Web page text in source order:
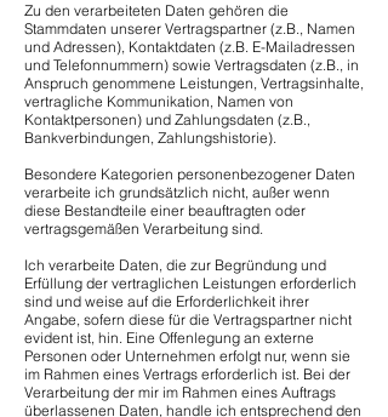
Zu den verarbeiteten Daten gehören die
Stammdaten unserer Vertragspartner (z.B., Namen
und Adressen), Kontaktdaten (z.B. E-Mailadressen
und Telefonnummern) sowie Vertragsdaten (z.B., in
Anspruch genommene Leistungen, Vertragsinhalte,
vertragliche Kommunikation, Namen von
Kontaktpersonen) und Zahlungsdaten (z.B.,
Bankverbindungen, Zahlungshistorie).
Besondere Kategorien personenbezogener Daten
verarbeite ich grundsätzlich nicht, außer wenn
diese Bestandteile einer beauftragten oder
vertragsgemäßen Verarbeitung sind.
Ich verarbeite Daten, die zur Begründung und
Erfüllung der vertraglichen Leistungen erforderlich
sind und weise auf die Erforderlichkeit ihrer
Angabe, sofern diese für die Vertragspartner nicht
evident ist, hin. Eine Offenlegung an externe
Personen oder Unternehmen erfolgt nur, wenn sie
im Rahmen eines Vertrags erforderlich ist. Bei der
Verarbeitung der mir im Rahmen eines Auftrags
überlassenen Daten, handle ich entsprechend den